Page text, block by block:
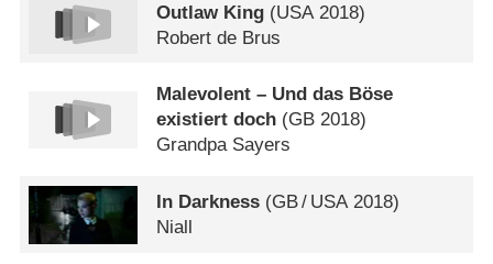
Outlaw King (USA 2018)
Robert de Brus
Malevolent – Und das Böse
existiert doch (GB 2018)
Grandpa Sayers
In Darkness (GB/ USA2018)
Niall